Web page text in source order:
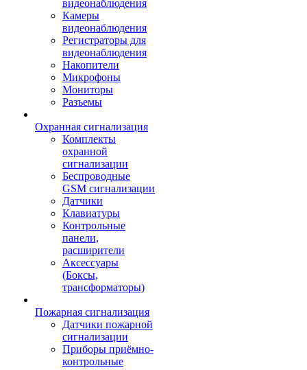
видеонаблюдения
Камеры
видеонаблюдения
Регистраторы для
видеонаблюдения
Накопители
Микрофоны
Мониторы
Разъемы
Охранная сигнализация
Комплекты
охранной
сигнализации
Беспроводные
GSM сигнализации
Датчики
Клавиатуры
Контрольные
панели,
расширители
Аксессуары
(Боксы,
трансформаторы)
Пожарная сигнализация
Датчики пожарной
сигнализации
Приборы приёмно-
контрольные